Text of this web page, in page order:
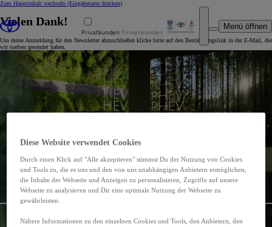
Zum Hauptinhalt wechseln (Eingabetaste drücken)
Privatkunden Firmenkunden
Menü öffnen
Vielen Dank!
Um deine Anmeldung für den Newsletter abzuschließen klicke bitte auf den Bestätigungslink in der E-Mail, die
wir soeben gesendet haben.
Diese Website verwendet Cookies
Durch einen Klick auf "Alle akzeptieren" stimmst Du der Nutzung von Cookies
und Tools zu, die es uns und den von uns unabhängigen Anbietern ermöglichen,
die Inhalte der Webseite und Anzeigen zu personalisieren, Zugriffe auf unsere
Webseite zu analysieren und Dir eine optimale Nutzung der Webseite zu
gewährleisten.
Nähere Informationen zu den einzelnen Cookies und Tools, den Anbietern, den